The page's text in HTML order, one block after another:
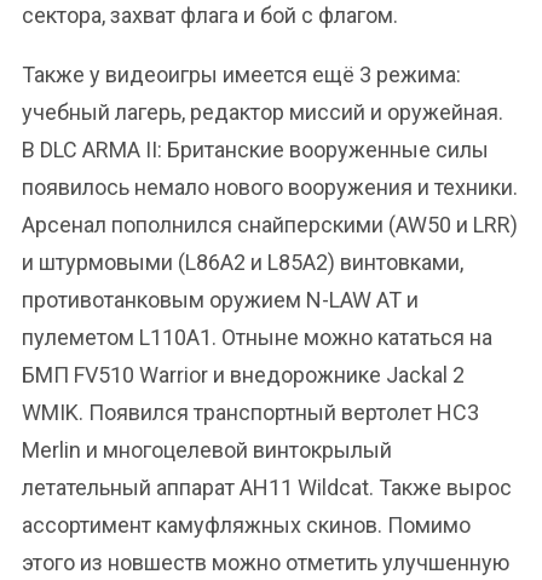
сектора, захват флага и бой с флагом.
Также у видеоигры имеется ещё 3 режима:
учебный лагерь, редактор миссий и оружейная.
В DLC ARMA II: Британские вооруженные силы
появилось немало нового вооружения и техники.
Арсенал пополнился снайперскими (AW50 и LRR)
и штурмовыми (L86A2 и L85A2) винтовками,
противотанковым оружием N-LAW AT и
пулеметом L110A1. Отныне можно кататься на
БМП FV510 Warrior и внедорожнике Jackal 2
WMIK. Появился транспортный вертолет HC3
Merlin и многоцелевой винтокрылый
летательный аппарат AH11 Wildcat. Также вырос
ассортимент камуфляжных скинов. Помимо
этого из новшеств можно отметить улучшенную